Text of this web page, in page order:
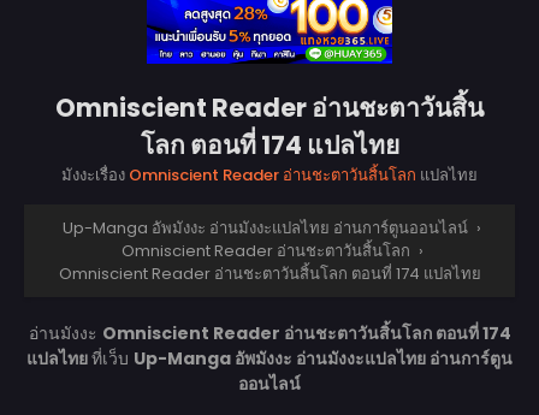
Omniscient Reader อ่านชะตาวันสิ้น
โลก ตอนที่ 174 แปลไทย
มังงะเรื่อง Omniscient Reader อ่านชะตาวันสิ้นโลก แปลไทย
Up-Manga อัพมังงะ อ่านมังงะแปลไทย อ่านการ์ตูนออนไลน์ ›
Omniscient Reader อ่านชะตาวันสิ้นโลก ›
Omniscient Reader อ่านชะตาวันสิ้นโลก ตอนที่ 174 แปลไทย
อ่านมังงะ Omniscient Reader อ่านชะตาวันสิ้นโลก ตอนที่ 174
แปลไทยที่เว็บ Up-Manga อัพมังงะ อ่านมังงะแปลไทย อ่านการ์ตูน
ออนไลน์